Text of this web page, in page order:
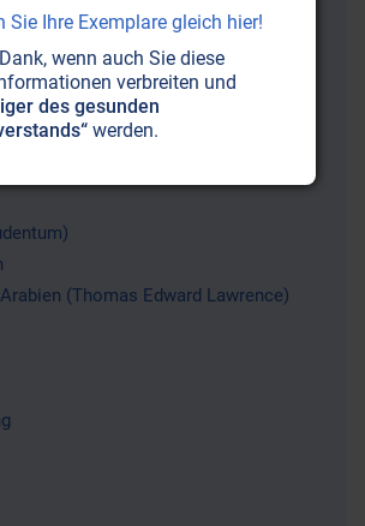
(Thomas Edward Lawrence)
Sie Ihre Exemplare gleich hier!
wenn auch Sie diese
verbreiten und
des gesunden
werden.